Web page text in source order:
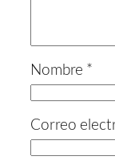
Nombre *
Correo